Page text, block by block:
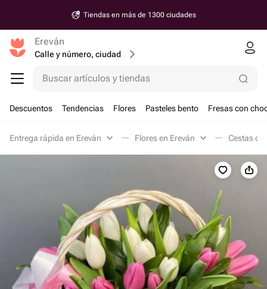
Tiendas en más de 1300 ciudades
Ereván
Calle y número, ciudad
Buscar artículos y tiendas
Descuentos Tendencias Flores Pasteles bento Fresas con
Entrega rápida en Ereván Flores en Ereván Cestas de